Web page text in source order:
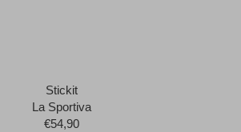
Stickit
La Sportiva
€54,90